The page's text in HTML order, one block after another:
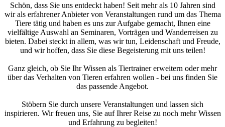
Schön, dass Sie uns entdeckt haben! Seit mehr als 10 Jahren sind
wir als erfahrener Anbieter von Veranstaltungen rund um das Thema
Tiere tätig und haben es uns zur Aufgabe gemacht, Ihnen eine
vielfältige Auswahl an Seminaren, Vorträgen und Wanderreisen zu
bieten. Dabei steckt in allem, was wir tun, Leidenschaft und Freude,
und wir hoffen, dass Sie diese Begeisterung mit uns teilen!
Ganz gleich, ob Sie Ihr Wissen als Tiertrainer erweitern oder mehr
über das Verhalten von Tieren erfahren wollen - bei uns finden Sie
das passende Angebot.
Stöbern Sie durch unsere Veranstaltungen und lassen sich
inspirieren. Wir freuen uns, Sie auf Ihrer Reise zu noch mehr Wissen
und Erfahrung zu begleiten!